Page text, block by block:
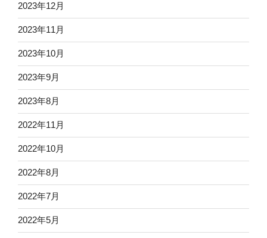
2023年12月
2023年11月
2023年10月
2023年9月
2023年8月
2022年11月
2022年10月
2022年8月
2022年7月
2022年5月